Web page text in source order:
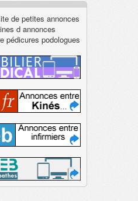
de petites annonces
d annonces
pédicures podologues